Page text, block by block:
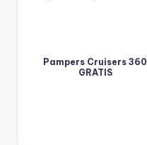
Pampers Cruisers 360
GRATIS